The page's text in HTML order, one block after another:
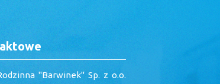
"Barwinek" Sp. z o.o.